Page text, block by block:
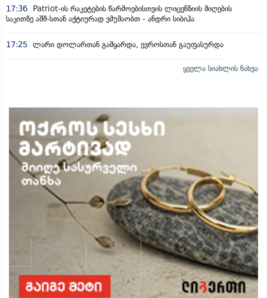
17:36
Patriot-ის რაკეტების წარმოებისთვის ლიცენზიის მიღების
საკითზე აშშ-სთან აქტიურად ვმუშაობთ - ანდრი სიბიჰა
17:25 ლარი დოლართან გამყარდა, ევროსთან გაუფასურდა
ყველა სიახლის ნახვა